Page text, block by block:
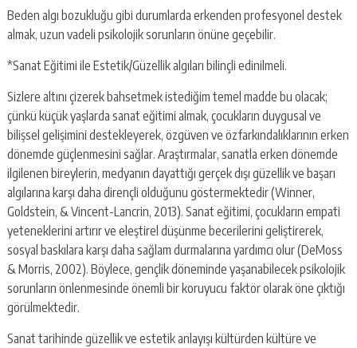
Beden algı bozukluğu gibi durumlarda erkenden profesyonel destek
almak, uzun vadeli psikolojik sorunların önüne geçebilir.
*Sanat Eğitimi ile Estetik/Güzellik algıları bilinçli edinilmeli.
Sizlere altını çizerek bahsetmek istediğim temel madde bu olacak;
çünkü küçük yaşlarda sanat eğitimi almak, çocukların duygusal ve
bilişsel gelişimini destekleyerek, özgüven ve özfarkındalıklarının erken
dönemde güçlenmesini sağlar. Araştırmalar, sanatla erken dönemde
ilgilenen bireylerin, medyanın dayattığı gerçek dışı güzellik ve başarı
algılarına karşı daha dirençli olduğunu göstermektedir (Winner,
Goldstein, & Vincent-Lancrin, 2013). Sanat eğitimi, çocukların empati
yeteneklerini artırır ve eleştirel düşünme becerilerini geliştirerek,
sosyal baskılara karşı daha sağlam durmalarına yardımcı olur (DeMoss
& Morris, 2002). Böylece, gençlik döneminde yaşanabilecek psikolojik
sorunların önlenmesinde önemli bir koruyucu faktör olarak öne çıktığı
görülmektedir.
Sanat tarihinde güzellik ve estetik anlayışı kültürden kültüre ve